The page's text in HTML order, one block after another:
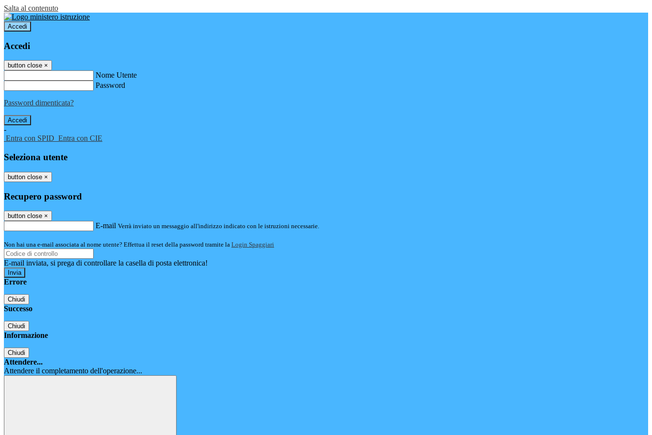
Salta al contenuto
Accedi
Accedi
button close ×
Nome Utente
Password
Password dimenticata?
-
Entra con SPID Entra con CIE
Seleziona utente
button close ×
Recupero password
button close ×
E-mail Verrà inviato un messaggio all'indirizzo indicato con le istruzioni necessarie.
Non hai una e-mail associata al nome utente? Effettua il reset della password tramite la Login Spaggiari
E-mail inviata, si prega di controllare la casella di posta elettronica!
Errore
Chiudi
Successo
Chiudi
Informazione
Chiudi
Attendere...
Attendere il completamento dell'operazione...